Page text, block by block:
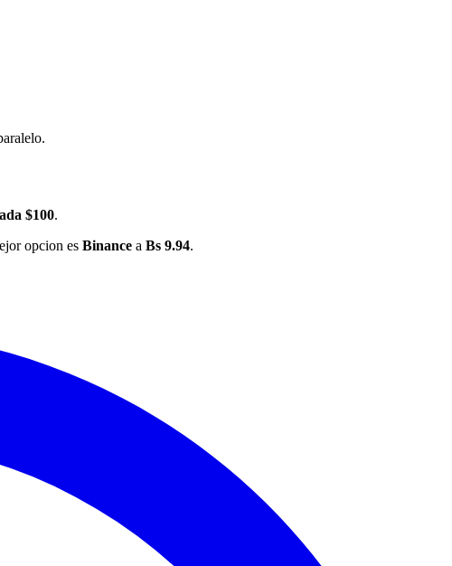
$100.
opcion es Binance a Bs 9.94.